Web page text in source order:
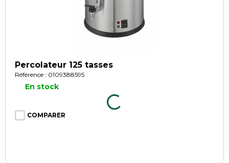
Percolateur 125 tasses
Référence : 0109388595
En stock
COMPARER